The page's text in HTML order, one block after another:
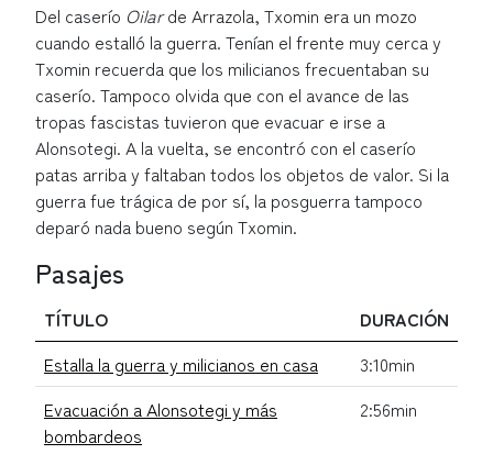
Del caserío Oilarde Arrazola, Txomin era un mozo
cuando estalló la guerra. Tenían el frente muy cerca y
Txomin recuerda que los milicianos frecuentaban su
caserío. Tampoco olvida que con el avance de las
tropas fascistas tuvieron que evacuar e irse a
Alonsotegi. A la vuelta, se encontró con el caserío
patas arriba y faltaban todos los objetos de valor. Si la
guerra fue trágica de por sí, la posguerra tampoco
deparó nada bueno según Txomin.
Pasajes
TÍTULO
DURACIÓN
Estalla la guerra y milicianos en casa
3:10min
Evacuación a Alonsotegi y más
bombardeos
2:56min